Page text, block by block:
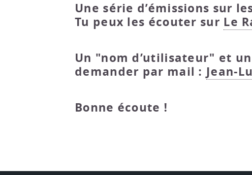
Une série d’émissions sur
Tu peux les écouter sur Le
Un "nom d’utilisateur" et
demander par mail : Jean-
Bonne écoute !